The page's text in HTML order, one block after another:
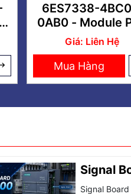
6ES7338-
0AB0 - Module
S7-300 Signal
Module for 3
Giá: Liên Hệ
Mua Hàng
Signal
Signal